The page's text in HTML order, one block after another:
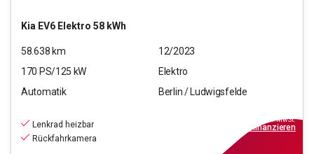
Kia EV6 Elektro 58 kWh
58.638 km
12/2023
170 PS/125 kW
Elektro
Automatik
Berlin / Ludwigsfelde
Lenkrad heizbar
Rückfahrkamera
inkl.MwSt.
finanzieren